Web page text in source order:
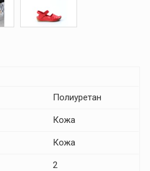
Полиуретан
Кожа
Кожа
2